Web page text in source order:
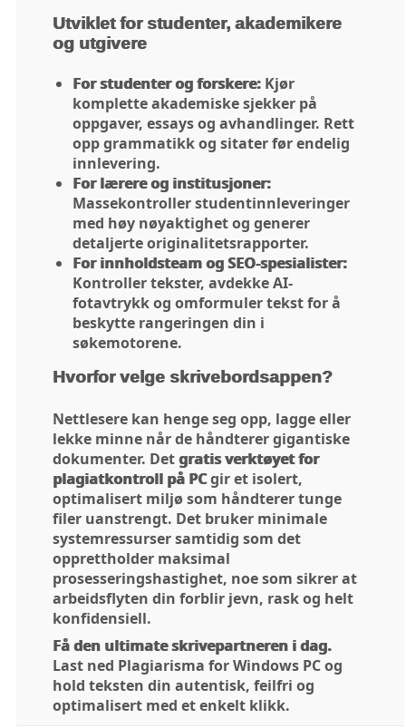
Utviklet for studenter, akademikere
og utgivere
For studenter og forskere: Kjør
komplette akademiske sjekker på
oppgaver, essays og avhandlinger. Rett
opp grammatikk og sitater før endelig
innlevering.
For lærere og institusjoner:
Massekontroller studentinnleveringer
med høy nøyaktighet og generer
detaljerte originalitetsrapporter.
For innholdsteam og SEO-spesialister:
Kontroller tekster, avdekke AI-
fotavtrykk og omformuler tekst for å
beskytte rangeringen din i
søkemotorene.
Hvorfor velge skrivebordsappen?
Nettlesere kan henge seg opp, lagge eller
lekke minne når de håndterer gigantiske
dokumenter. Detgratis verktøyet for
plagiatkontroll på PCgir et isolert,
optimalisert miljø som håndterer tunge
filer uanstrengt. Det bruker minimale
systemressurser samtidig som det
opprettholder maksimal
prosesseringshastighet, noe som sikrer at
arbeidsflyten din forblir jevn, rask og helt
konfidensiell.
Få den ultimate skrivepartneren i dag.
Last ned Plagiarisma for Windows PC og
hold teksten din autentisk, feilfri og
optimalisert med et enkelt klikk.